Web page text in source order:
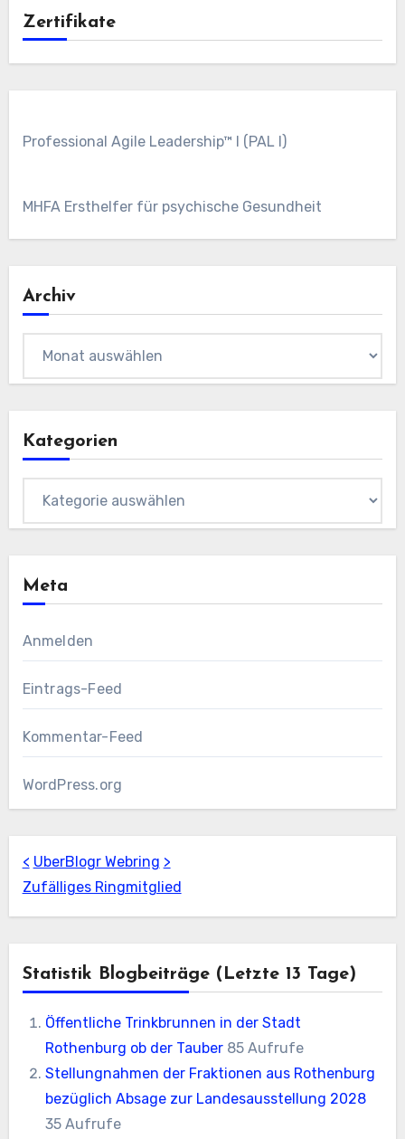
Zertifikate
Professional Agile Leadership™ I (PAL I)
MHFA Ersthelfer für psychische Gesundheit
Archiv
Kategorien
Meta
Anmelden
Eintrags-Feed
Kommentar-Feed
WordPress.org
< UberBlogr Webring >
Zufälliges Ringmitglied
Statistik Blogbeiträge (letzte 13 Tage)
Öffentliche Trinkbrunnen in der Stadt
Rothenburg ob der Tauber 85 Aufrufe
Stellungnahmen der Fraktionen aus Rothenburg
bezüglich Absage zur Landesausstellung 2028
35 Aufrufe